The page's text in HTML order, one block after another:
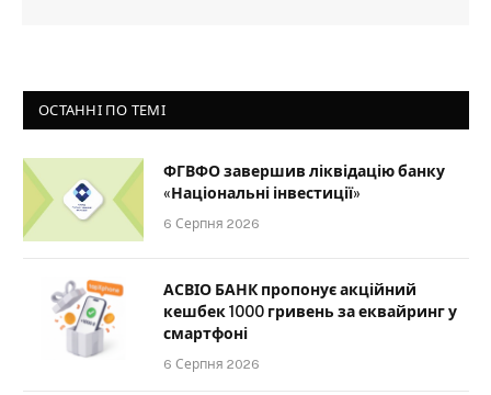
ОСТАННІ ПО ТЕМІ
ФГВФО завершив ліквідацію банку
«Національні інвестиції»
6 Серпня 2026
АСВІО БАНК пропонує акційний
кешбек 1000 гривень за еквайринг у
смартфоні
6 Серпня 2026